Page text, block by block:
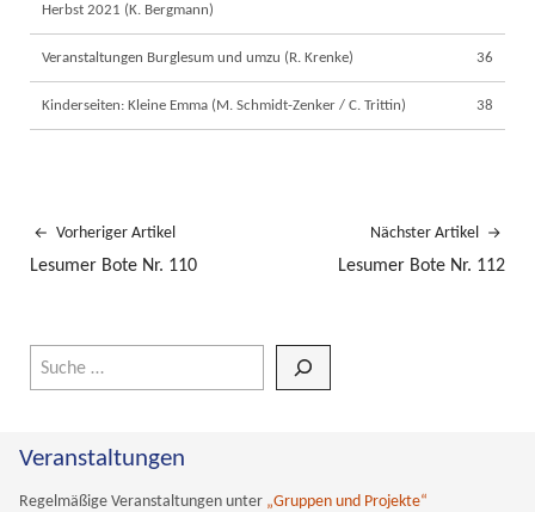
Herbst 2021 (K. Bergmann)
Veranstaltungen Burglesum und umzu (R. Krenke) 36
Kinderseiten: Kleine Emma (M. Schmidt-Zenker / C. Trittin) 38
Vorheriger Artikel
Lesumer Bote Nr. 110
Nächster Artikel
Lesumer Bote Nr. 112
Veranstaltungen
Regelmäßige Veranstaltungen unter „Gruppen und Projekte“